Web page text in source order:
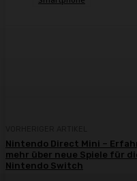
Nintendo Direct Mini –
mehr über neue Spiele für
Nintendo Switch